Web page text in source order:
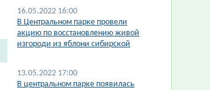
16.05.2022 16:00
В Центральном парке провели
акцию по восстановлению живой
изгороди из яблони сибирской
13.05.2022 17:00
В центральном парке появилась